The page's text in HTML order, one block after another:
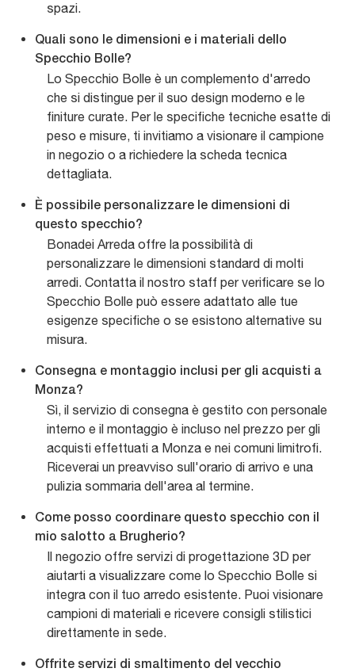
spazi.
Quali sono le dimensioni e i materiali dello
Specchio Bolle?
Lo Specchio Bolle è un complemento d'arredo
che si distingue per il suo design moderno e le
finiture curate. Per le specifiche tecniche esatte di
peso e misure, ti invitiamo a visionare il campione
in negozio o a richiedere la scheda tecnica
dettagliata.
È possibile personalizzare le dimensioni di
questo specchio?
Bonadei Arreda offre la possibilità di
personalizzare le dimensioni standard di molti
arredi. Contatta il nostro staff per verificare se lo
Specchio Bolle può essere adattato alle tue
esigenze specifiche o se esistono alternative su
misura.
Consegna e montaggio inclusi per gli acquisti a
Monza?
Sì, il servizio di consegna è gestito con personale
interno e il montaggio è incluso nel prezzo per gli
acquisti effettuati a Monza e nei comuni limitrofi.
Riceverai un preavviso sull'orario di arrivo e una
pulizia sommaria dell'area al termine.
Come posso coordinare questo specchio con il
mio salotto a Brugherio?
Il negozio offre servizi di progettazione 3D per
aiutarti a visualizzare come lo Specchio Bolle si
integra con il tuo arredo esistente. Puoi visionare
campioni di materiali e ricevere consigli stilistici
direttamente in sede.
Offrite servizi di smaltimento del vecchio